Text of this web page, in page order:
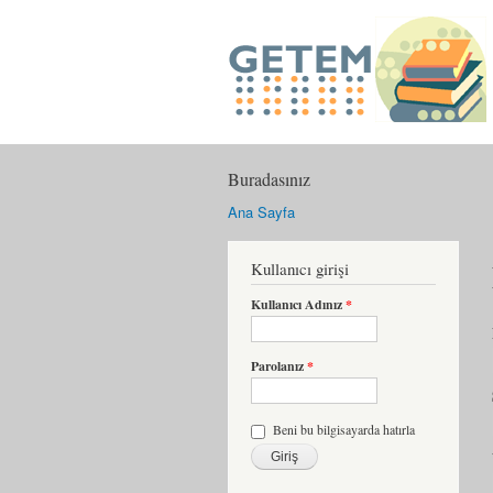
Buradasınız
Ana Sayfa
Kullanıcı girişi
Kullanıcı Adınız*
Parolanız*
Beni bu bilgisayarda hatırla